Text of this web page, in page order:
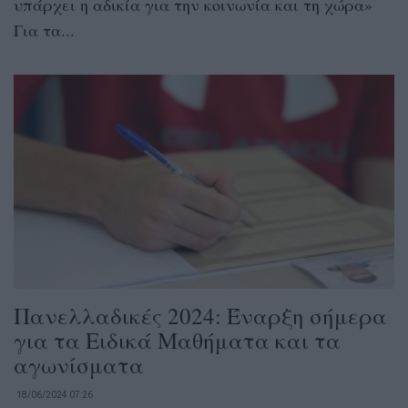
υπάρχει η αδικία για την κοινωνία και τη χώρα»
Για τα...
Πανελλαδικές 2024: Έναρξη σήμερα
για τα Ειδικά Μαθήματα και τα
αγωνίσματα
18/06/2024 07:26